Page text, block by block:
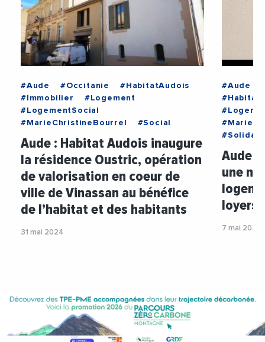
#Aude #Occitanie
#HabitatAudois
#Immobilier
#Logement
#LogementSocial
#MarieChristineBourrel
#Social
Aude : Habitat Audois inaugure
la résidence Oustric, opération
de valorisation en coeur de
ville de Vinassan au bénéfice
de l’habitat et des habitants
31 mai 2024
#Aude
Aude :
une
loyers
7 mai 2024